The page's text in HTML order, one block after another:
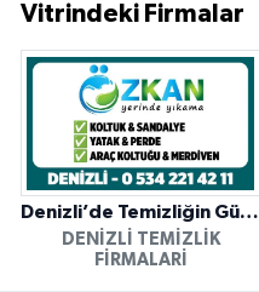
Vitrindeki Firmalar
Denizli’de Temizliğin Güvenilir Adresi: Özkan Yerinde Yıkama
DENIZLI TEMIZLIK
FIRMALARI